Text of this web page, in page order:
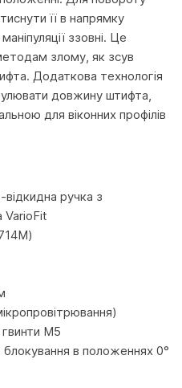
її в напрямку
ззовні. Це
злому, як зсув
Додаткова технологія
довжину штифта,
для віконних профілів
ручка з
VarioFit
M5
в положеннях 0°